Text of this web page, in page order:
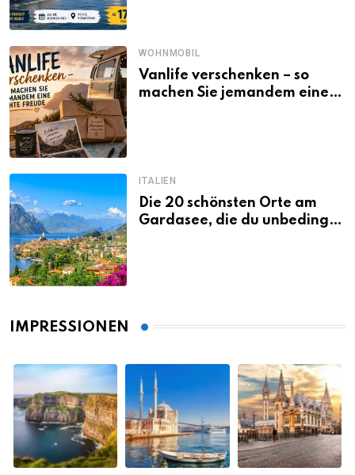
WOHNMOBIL
Vanlife verschenken – so
machen Sie jemandem eine
ITALIEN
Die 20 schönsten Orte am
Gardasee, die du unbedingt
IMPRESSIONEN